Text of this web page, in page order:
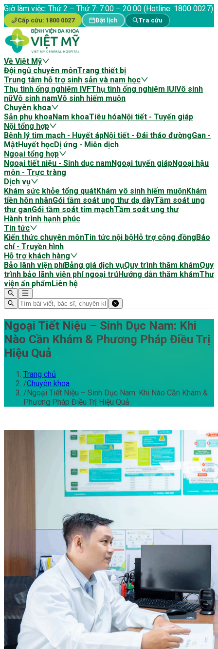
Giờ làm việc: Thứ 2 – Thứ 7: 7:00 – 20:00 (Hotline: 1800 0027)
Cấp cứu: 1800 0027 Đặt lịch Tra cứu
Về Việt Mỹ
Đội ngũ chuyên mônTrang thiết bị
Trung tâm hỗ trợ sinh sản và nam học
Thụ tinh ống nghiệm IVFThụ tinh ống nghiệm IUIVô sinh
nữVô sinh namVô sinh hiếm muộn
Chuyên khoa
Sản phụ khoaNam khoaTiêu hóaNội tiết - Tuyến giáp
Nội tổng hợp
Bệnh lý tim mạch - Huyết ápNội tiết - Đái tháo đườngGan -
MậtHuyết họcDị ứng - Miễn dịch
Ngoại tổng hợp
Ngoại tiết niệu - Sinh dục namNgoại tuyến giápNgoại hậu
môn - Trực tràng
Dịch vụ
Khám sức khỏe tổng quátKhám vô sinh hiếm muộnKhám
tiền hôn nhânGói tầm soát ung thư dạ dàyTầm soát ung
thư ganGói tầm soát tim mạchTầm soát ung thư
Hành trình hạnh phúc
Tin tức
Kiến thức chuyên mônTin tức nội bộHỗ trợ cộng đồngBáo
chí - Truyền hình
Hỗ trợ khách hàng
Bảo lãnh viện phíBảng giá dịch vụQuy trình thăm khámQuy
trình bảo lãnh viện phí ngoại trúHướng dẫn thăm khámThư
viện ấn phẩmLiên hệ
Ngoại Tiết Niệu – Sinh Dục Nam: Khi
Nào Cần Khám & Phương Pháp Điều Trị
Hiệu Quả
Trang chủ
/Chuyên khoa
/Ngoại Tiết Niệu – Sinh Dục Nam: Khi Nào Cần Khám &
Phương Pháp Điều Trị Hiệu Quả